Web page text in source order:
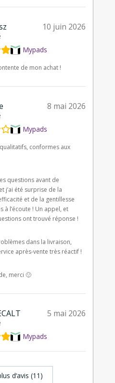
10 juin 2026
Mypads
de mon achat !
8 mai 2026
Mypads
conformes aux
questions avant de
j’ai été surprise de la
et de la gentillesse
à l’écoute ! Un appel, et
ont trouvé réponse !
dans la livraison,
après-vente très réactif !
merci 🙂
5 mai 2026
Mypads
d‘avis (11)